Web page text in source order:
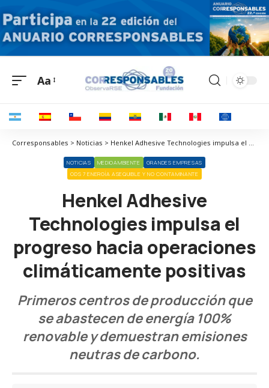
Aa
Corresponsables > Noticias > Henkel Adhesive Technologies impulsa el progreso hacia operaciones climáticamente positivas
NOTICIAS MEDIOAMBIENTE
GRANDES EMPRESAS
ODS 7 ENERGÍA ASEQUIBLE Y NO CONTAMINANTE
Henkel Adhesive
Technologies impulsa el
progreso hacia operaciones
climáticamente positivas
Primeros centros de producción que
se abastecen de energía 100%
renovable y demuestran emisiones
neutras de carbono.